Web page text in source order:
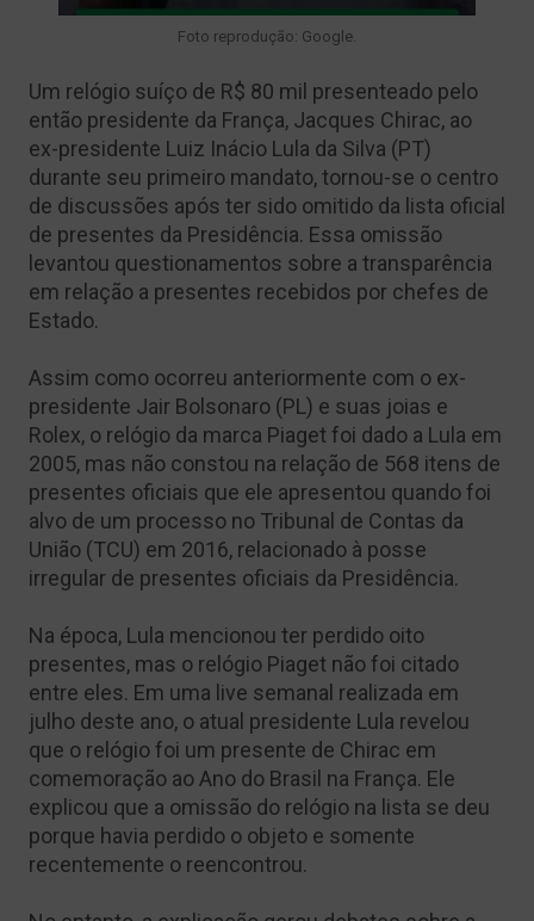
Foto reprodução: Google.
Um relógio suíço de R$ 80 mil presenteado pelo
então presidente da França, Jacques Chirac, ao
ex-presidente Luiz Inácio Lula da Silva (PT)
durante seu primeiro mandato, tornou-se o centro
de discussões após ter sido omitido da lista oficial
de presentes da Presidência. Essa omissão
levantou questionamentos sobre a transparência
em relação a presentes recebidos por chefes de
Estado.
Assim como ocorreu anteriormente com o ex-
presidente Jair Bolsonaro (PL) e suas joias e
Rolex, o relógio da marca Piaget foi dado a Lula em
2005, mas não constou na relação de 568 itens de
presentes oficiais que ele apresentou quando foi
alvo de um processo no Tribunal de Contas da
União (TCU) em 2016, relacionado à posse
irregular de presentes oficiais da Presidência.
Na época, Lula mencionou ter perdido oito
presentes, mas o relógio Piaget não foi citado
entre eles. Em uma live semanal realizada em
julho deste ano, o atual presidente Lula revelou
que o relógio foi um presente de Chirac em
comemoração ao Ano do Brasil na França. Ele
explicou que a omissão do relógio na lista se deu
porque havia perdido o objeto e somente
recentemente o reencontrou.